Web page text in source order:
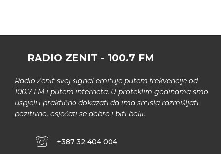
RADIO ZENIT - 100.7 FM
Radio Zenit svoj signal emituje putem frekvencije od
100.7 FM i putem interneta. U proteklim godinama smo
uspjeli i praktično dokazati da ima smisla razmišljati
pozitivno, osjećati se dobro i biti bolji.
+387 32 404 004